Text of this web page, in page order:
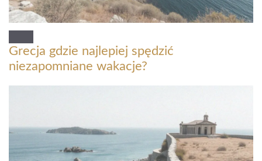
Grecja gdzie najlepiej spędzić
niezapomniane wakacje?